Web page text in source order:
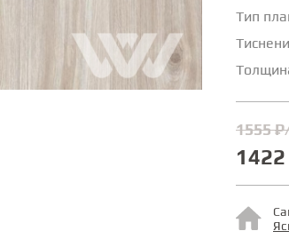
Тип
1555
1422